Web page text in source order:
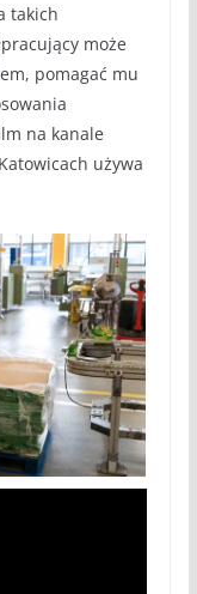
takich
może
pomagać mu
na kanale
używa